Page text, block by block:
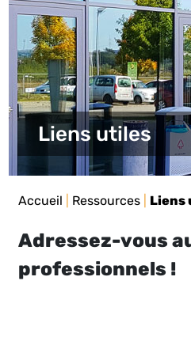
Liens utiles
Accueil Ressources Liens
Adressez-vous
professionnels !